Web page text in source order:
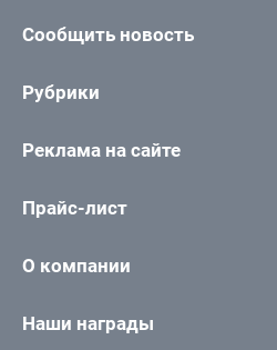
Сообщить новость
Рубрики
Реклама на сайте
Прайс-лист
О компании
Наши награды